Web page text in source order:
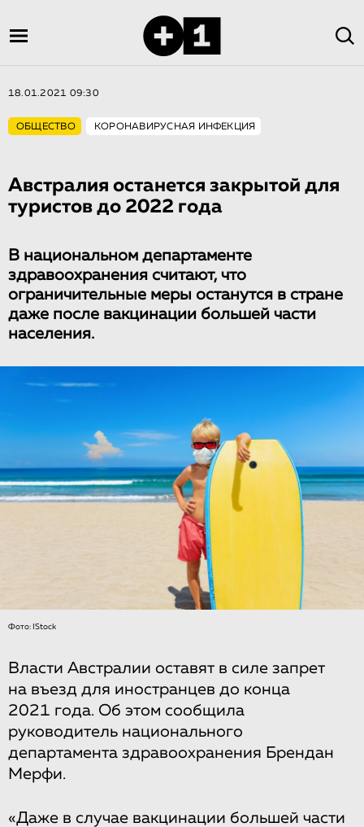
18.01.2021 09:30
ОБЩЕСТВО КОРОНАВИРУСНАЯ ИНФЕКЦИЯ
Австралия останется закрытой для
туристов до 2022 года
В национальном департаменте
здравоохранения считают, что
ограничительные меры останутся в стране
даже после вакцинации большей части
населения.
Фото: IStock
Власти Австралии оставят в силе запрет
на въезд для иностранцев до конца
2021 года. Об этом сообщила
руководитель национального
департамента здравоохранения Брендан
Мерфи.
«Даже в случае вакцинации большей части